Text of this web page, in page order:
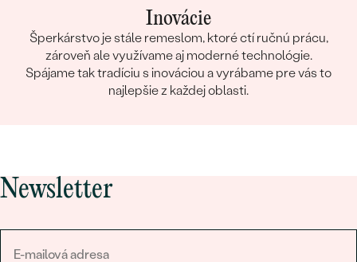
Inovácie
Šperkárstvo je stále remeslom, ktoré ctí ručnú prácu,
zároveň ale využívame aj moderné technológie.
Spájame tak tradíciu s inováciou a vyrábame pre vás to
najlepšie z každej oblasti.
Newsletter